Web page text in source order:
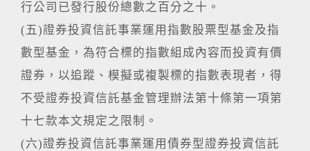
行公司已發行股份總數之百分之十。
(五)證券投資信託事業運用指數股票型基金及指
數型基金，為符合標的指數組成內容而投資有價
證券，以追蹤、模擬或複製標的指數表現者，得
不受證券投資信託基金管理辦法第十條第一項第
十七款本文規定之限制。
(六)證券投資信託事業運用債券型證券投資信託